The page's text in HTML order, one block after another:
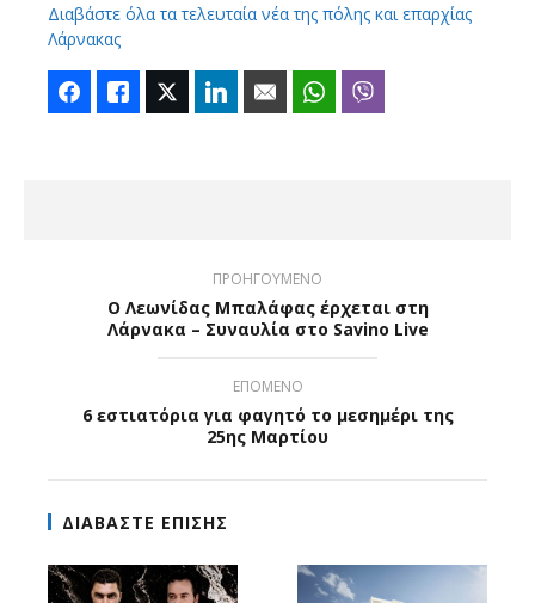
Διαβάστε όλα τα τελευταία νέα της πόλης και επαρχίας
Λάρνακας
FacebookLike Twitter LinkedIn Email WhatsApp
ΠΡΟΗΓΟΥΜΕΝΟ
Ο Λεωνίδας Μπαλάφας έρχεται στη
Λάρνακα – Συναυλία στο Savino Live
ΕΠΟΜΕΝΟ
6 εστιατόρια για φαγητό το μεσημέρι της
25ης Μαρτίου
ΔΙΑΒΑΣΤΕ ΕΠΙΣΗΣ